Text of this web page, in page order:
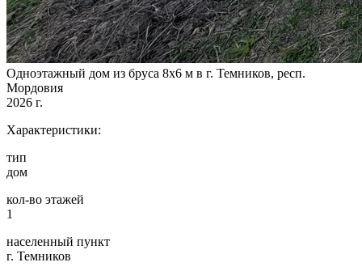
Одноэтажный дом из бруса 8х6 м в г. Темников, респ.
Мордовия
2026 г.
Характеристики:
тип
дом
кол-во этажей
1
населенный пункт
г. Темников